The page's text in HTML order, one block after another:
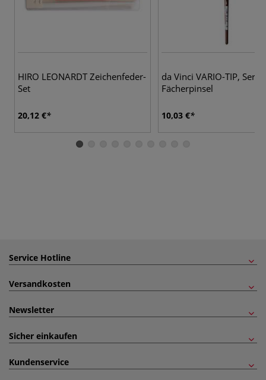
HIRO LEONARDT Zeichenfeder-
Set
20,12 €
da Vinci VARIO-TIP,
Fächerpinsel
10,03 €
Service Hotline
Versandkosten
Newsletter
Sicher einkaufen
Kundenservice